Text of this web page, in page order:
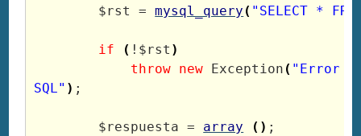
$rst
= mysql_query ( "SELECT *
if ( ! $rst )
throw new Exception ( "Error
SQL" ) ;
$respuesta = array ( ) ;